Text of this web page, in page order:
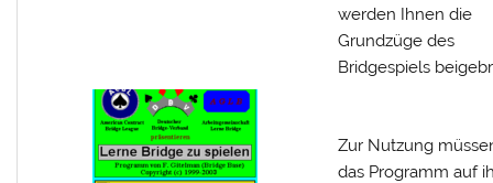
werden Ihnen die
Grundzüge des
Bridgespiels
Zur Nutzung
das Programm auf